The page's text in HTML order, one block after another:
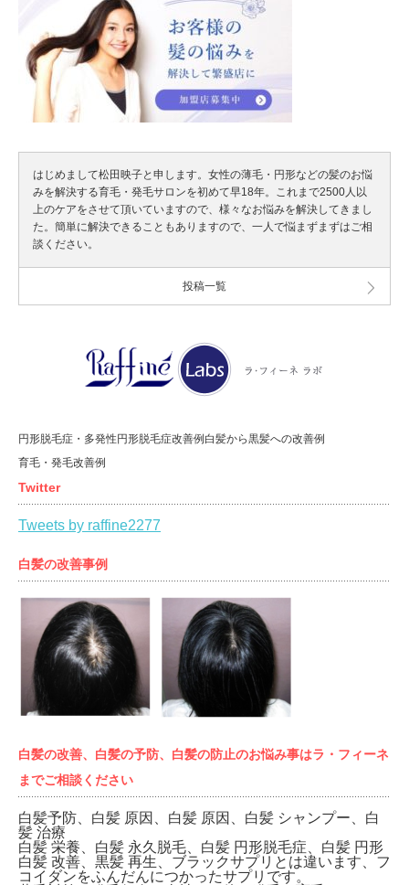
はじめまして松田映子と申します。女性の薄毛・円形などの髪のお悩
みを解決する育毛・発毛サロンを初めて早18年。これまで2500人以
上のケアをさせて頂いていますので、様々なお悩みを解決してきまし
た。簡単に解決できることもありますので、一人で悩まずまずはご相
談ください。
投稿一覧
円形脱毛症・多発性円形脱毛症改善例 白髪から黒髪への改善例
育毛・発毛改善例
Twitter
Tweets by raffine2277
白髪の改善事例
白髪の改善、白髪の予防、白髪の防止のお悩み事はラ・フィーネ
までご相談ください
白髪予防、白髪 原因、白髪 原因、白髪 シャンプー、白
髪 治療
白髪 栄養、白髪 永久脱毛、白髪 円形脱毛症、白髪 円形
白髪 改善、黒髪 再生、ブラックサプリとは違います、フ
コイダンをふんだんにつかったサプリです。